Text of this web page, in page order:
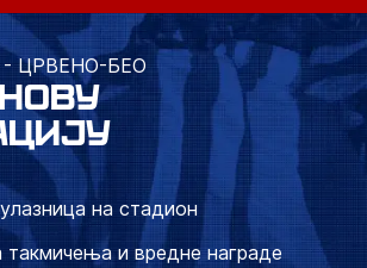
ЦРВЕНО-БЕО
на стадион
и вредне награде